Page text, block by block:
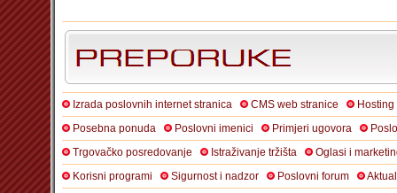
Izrada poslovnih internet stranica CMS web stranice
Posebna ponuda
Poslovni imenici Primjeri ugovora
Trgovačko posredovanje
Istraživanje tržišta
Oglasi i
Korisni programi
Sigurnost i nadzor Poslovni forum